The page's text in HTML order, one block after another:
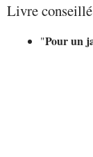
Livre
"Pour un